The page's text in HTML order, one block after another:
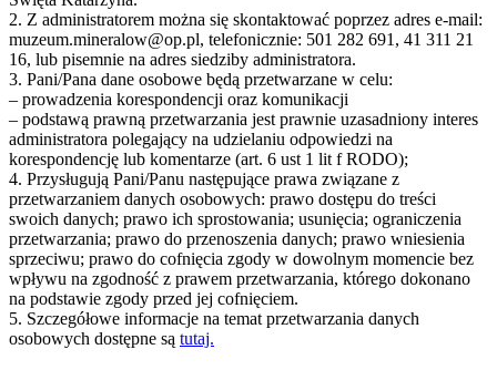
2. Z administratorem można się skontaktować poprzez adres e-mail:
muzeum.mineralow@op.pl, telefonicznie: 501 282 691, 41 311 21
16, lub pisemnie na adres siedziby administratora.
3. Pani/Pana dane osobowe będą przetwarzane w celu:
– prowadzenia korespondencji oraz komunikacji
– podstawą prawną przetwarzania jest prawnie uzasadniony interes
administratora polegający na udzielaniu odpowiedzi na
korespondencję lub komentarze (art. 6 ust 1 lit f RODO);
4. Przysługują Pani/Panu następujące prawa związane z
przetwarzaniem danych osobowych: prawo dostępu do treści
swoich danych; prawo ich sprostowania; usunięcia; ograniczenia
przetwarzania; prawo do przenoszenia danych; prawo wniesienia
sprzeciwu; prawo do cofnięcia zgody w dowolnym momencie bez
wpływu na zgodność z prawem przetwarzania, którego dokonano
na podstawie zgody przed jej cofnięciem.
5. Szczegółowe informacje na temat przetwarzania danych
osobowych dostępne są tutaj.